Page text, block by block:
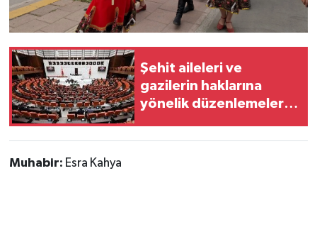
Şehit aileleri ve
gazilerin haklarına
yönelik düzenlemeleri
Milli Savunma
Muhabir: Esra Kahya